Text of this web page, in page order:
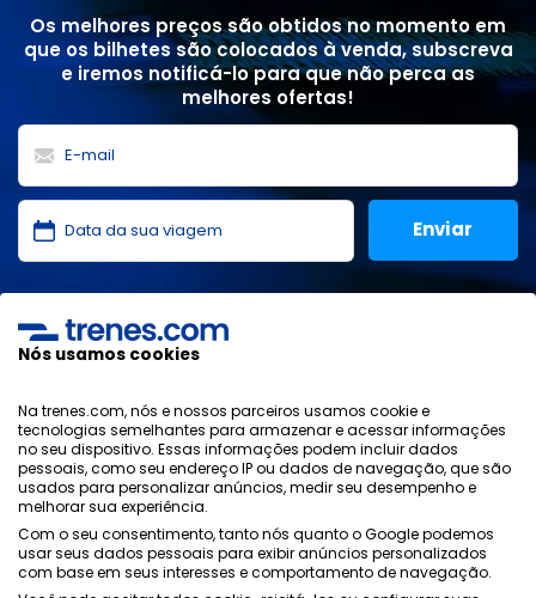
Os melhores preços são obtidos no momento em
que os bilhetes são colocados à venda, subscreva
e iremos notificá-lo para que não perca as
melhores ofertas!
dados, condições gerais
Política de Privacidade
Condições Generais
Política de Cookies
Aviso Legal
Contacto
Nós usamos cookies
Na trenes.com, nós e nossos parceiros usamos cookie e
tecnologias semelhantes para armazenar e acessar informações
no seu dispositivo. Essas informações podem incluir dados
pessoais, como seu endereço IP ou dados de navegação, que são
usados ​​para personalizar anúncios, medir seu desempenho e
melhorar sua experiência.
Com o seu consentimento, tanto nós quanto o Google podemos
usar seus dados pessoais para exibir anúncios personalizados
com base em seus interesses e comportamento de navegação.